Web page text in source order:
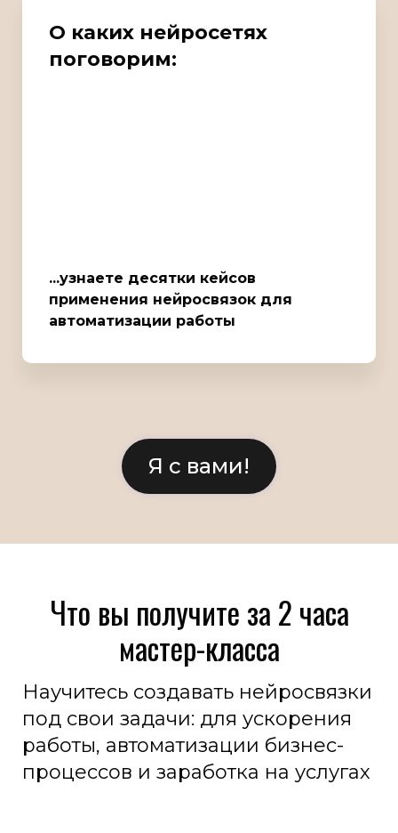
О каких нейросетях
поговорим:
...узнаете десятки кейсов
применения нейросвязок для
автоматизации работы
Я с вами!
Что вы получите за 2 часа
мастер-класса
Научитесь создавать нейросвязки
под свои задачи: для ускорения
работы, автоматизации бизнес-
процессов и заработка на услугах